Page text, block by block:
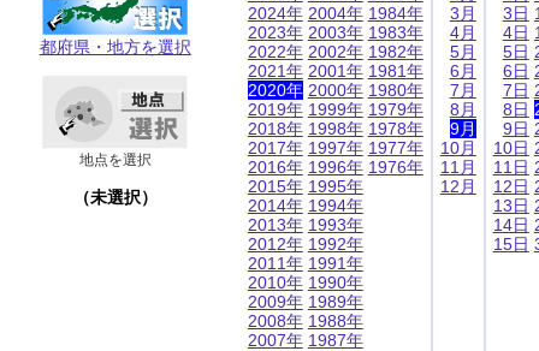
都府県・地方を選択
地点を選択
（未選択）
2024年
2023年
2022年
2021年
2020年
2019年
2018年
2017年
2016年
2015年
2014年
2013年
2012年
2011年
2010年
2009年
2008年
2007年
2004年
2003年
2002年
2001年
2000年
1999年
1998年
1997年
1996年
1995年
1994年
1993年
1992年
1991年
1990年
1989年
1988年
1987年
1984年
1983年
1982年
1981年
1980年
1979年
1978年
1977年
1976年
3月
4月
5月
6月
7月
8月
9月
10月
11月
12月
3日
4日
5日
6日
7日
8日
9日
10日
11日
12日
13日
14日
15日